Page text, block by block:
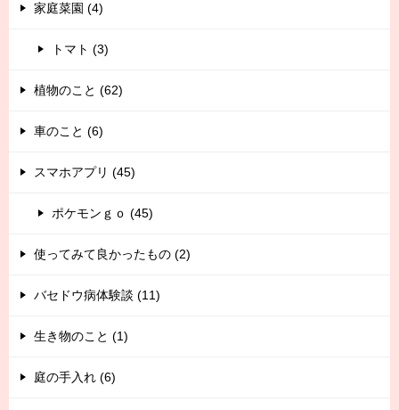
家庭菜園 (4)
トマト (3)
植物のこと (62)
車のこと (6)
スマホアプリ (45)
ポケモンｇｏ (45)
使ってみて良かったもの (2)
バセドウ病体験談 (11)
生き物のこと (1)
庭の手入れ (6)